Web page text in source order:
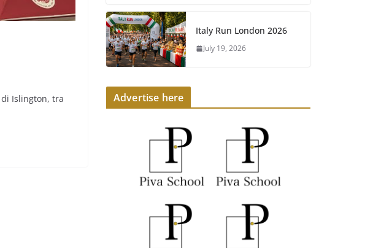
di Islington, tra
Italy Run London 2026
July 19, 2026
Advertise here